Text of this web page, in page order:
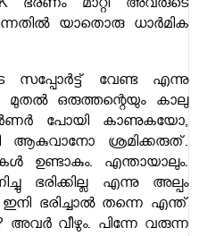
ഭരണം മാറ്റി അവരുടെ
യാതൊരു ധാർമിക
സപ്പോർട്ട് വേണ്ട എന്നു
മുതൽ ഒരുത്തന്റെയും കാലു
പോയി കാണുകയോ,
ആകുവാനോ ശ്രമിക്കരുത്.
ഉണ്ടാകും. എന്തായാലും.
ഭരിക്കില്ല എന്നു അല്പം
ഇനി ഭരിച്ചാൽ തന്നെ എന്ത്
വീഴും. പിന്നേ വരുന്ന